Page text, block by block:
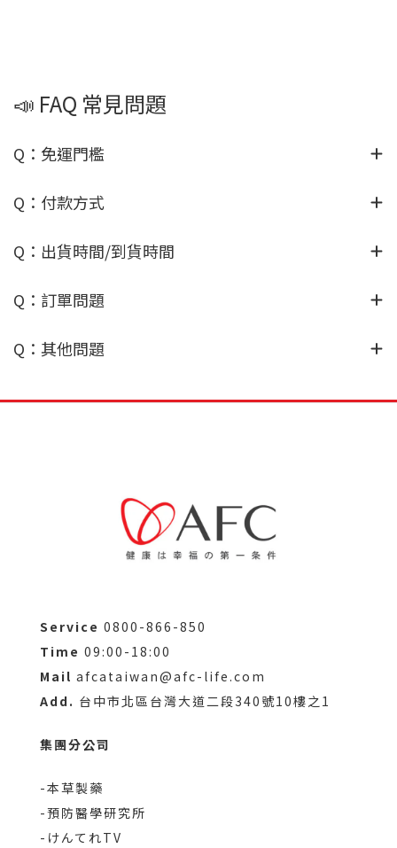
📣 FAQ 常見問題
Q：免運門檻
Q：付款方式
Q：出貨時間/到貨時間
Q：訂單問題
Q：其他問題
Service 0800-866-850
Time 09:00-18:00
Mail afcataiwan@afc-life.com
Add. 台中市北區台灣大道二段340號10樓之1
集團分公司
-本草製藥
-預防醫學研究所
-けんてれTV